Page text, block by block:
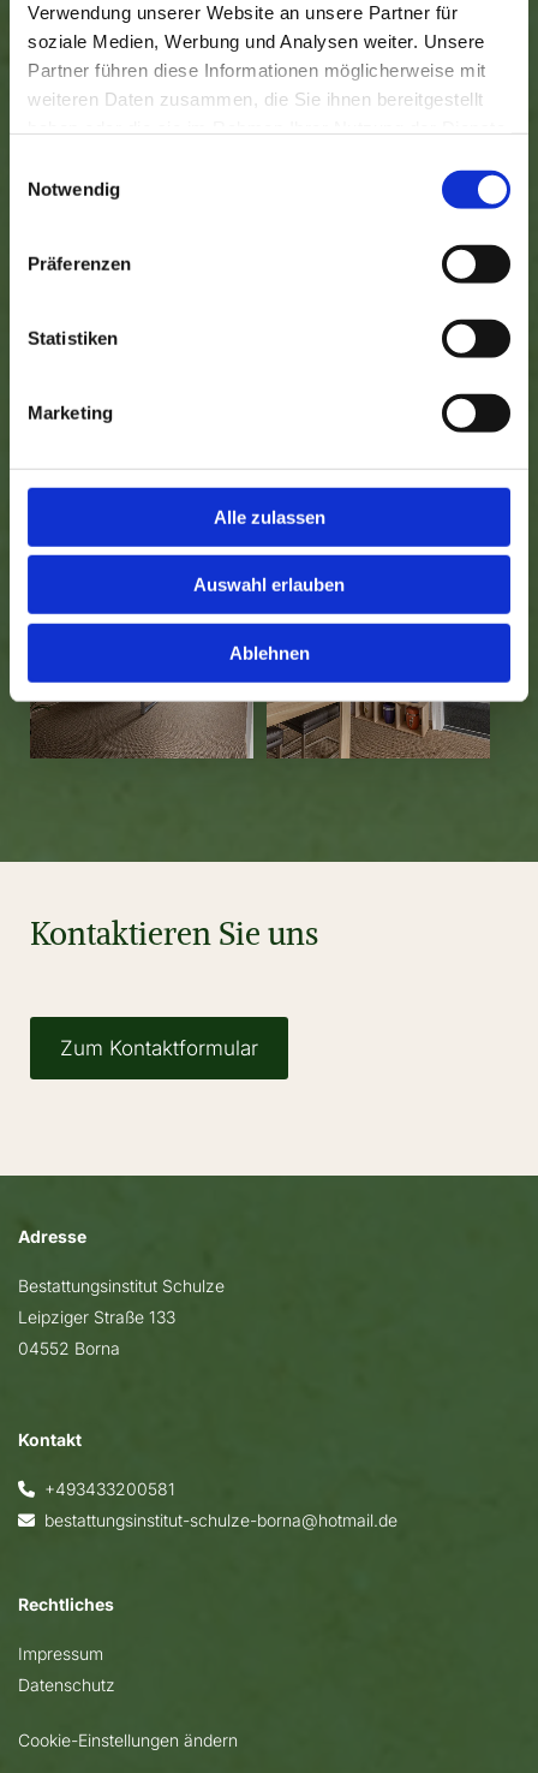
Verwendung unserer Website an unsere Partner für
soziale Medien, Werbung und Analysen weiter. Unsere
Partner führen diese Informationen möglicherweise mit
weiteren Daten zusammen, die Sie ihnen bereitgestellt
Notwendig
Präferenzen
Statistiken
Marketing
Alle zulassen
Auswahl erlauben
Ablehnen
Kontaktieren Sie uns
Zum Kontaktformular
Adresse
Bestattungsinstitut Schulze
Leipziger Straße 133
04552 Borna
Kontakt
 +493433200581
 bestattungsinstitut-schulze-borna@hotmail.de
Rechtliches
Impressum
Datenschutz
Cookie-Einstellungen ändern